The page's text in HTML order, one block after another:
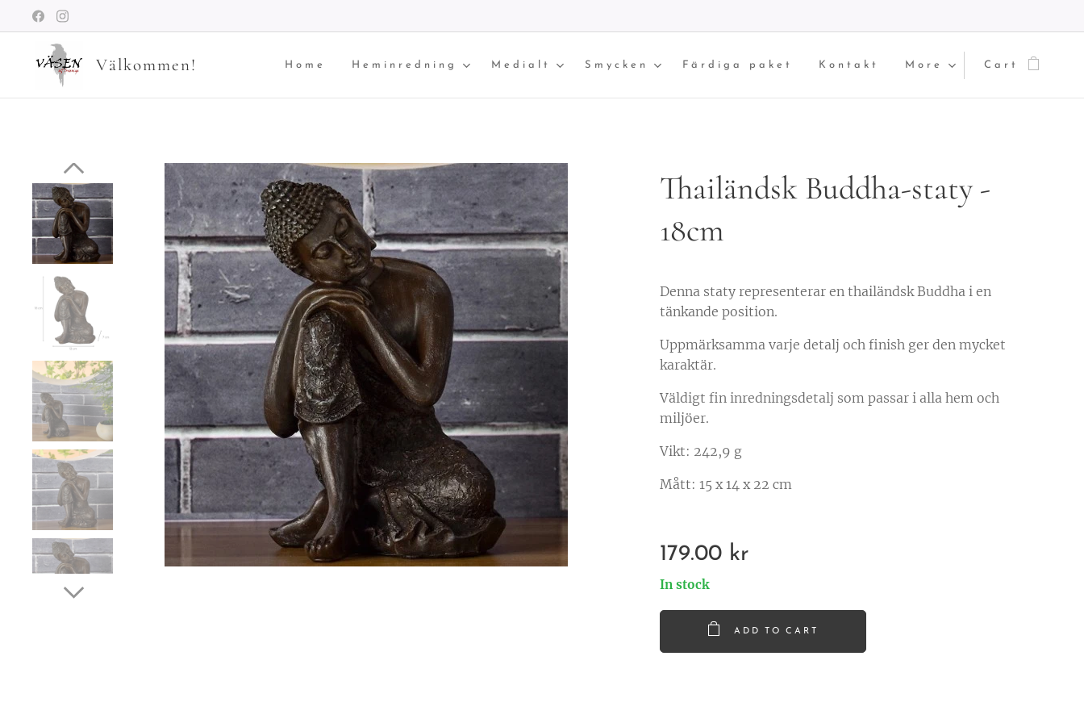
Välkommen! Home Heminredning Medialt Smycken Färdiga paket Kontakt More Cart
Thailändsk Buddha-staty -
18cm
Denna staty representerar en thailändsk Buddha i en
tänkande position.
Uppmärksamma varje detalj och finish ger den mycket
karaktär.
Väldigt fin inredningsdetalj som passar i alla hem och
miljöer.
Vikt: 242,9 g
Mått: 15 x 14 x 22 cm
179.00 kr
In stock
ADD TO CART